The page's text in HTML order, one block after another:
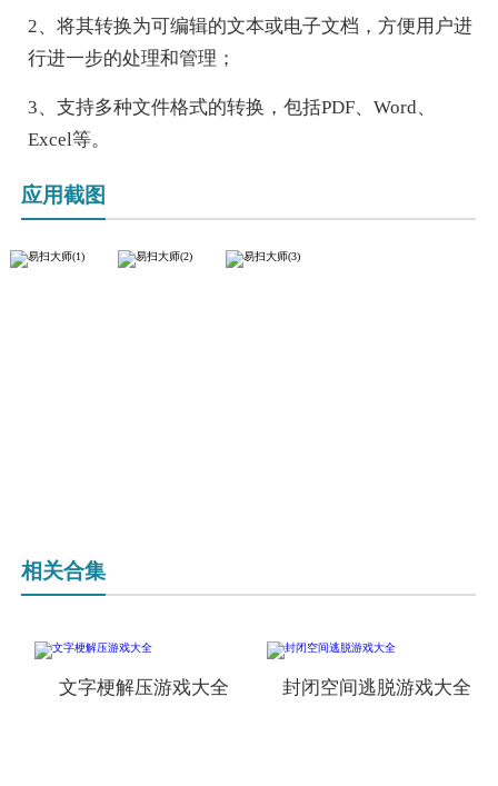
2、将其转换为可编辑的文本或电子文档，方便用户进
行进一步的处理和管理；
3、支持多种文件格式的转换，包括PDF、Word、
Excel等。
应用截图
相关合集
文字梗解压游戏大全 封闭空间逃脱游戏大全